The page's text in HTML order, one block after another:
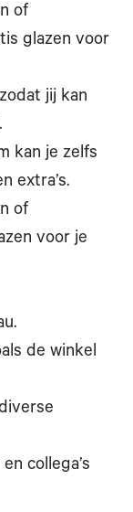
of
glazen voor
jij kan
kan je zelfs
extra’s.
of
voor je
de winkel
collega’s